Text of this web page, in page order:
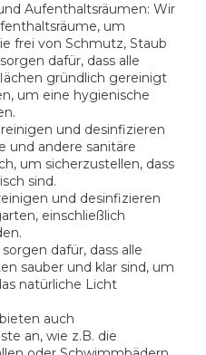
Aufenthaltsräumen: Wir
um
frei von Schmutz, Staub
dafür, dass alle
gründlich gereinigt
um eine hygienische
und desinfizieren
und andere sanitäre
um sicherzustellen, dass
sind.
und desinfizieren
einschließlich
dafür, dass alle
sauber und klar sind, um
natürliche Licht
auch
an, wie z.B. die